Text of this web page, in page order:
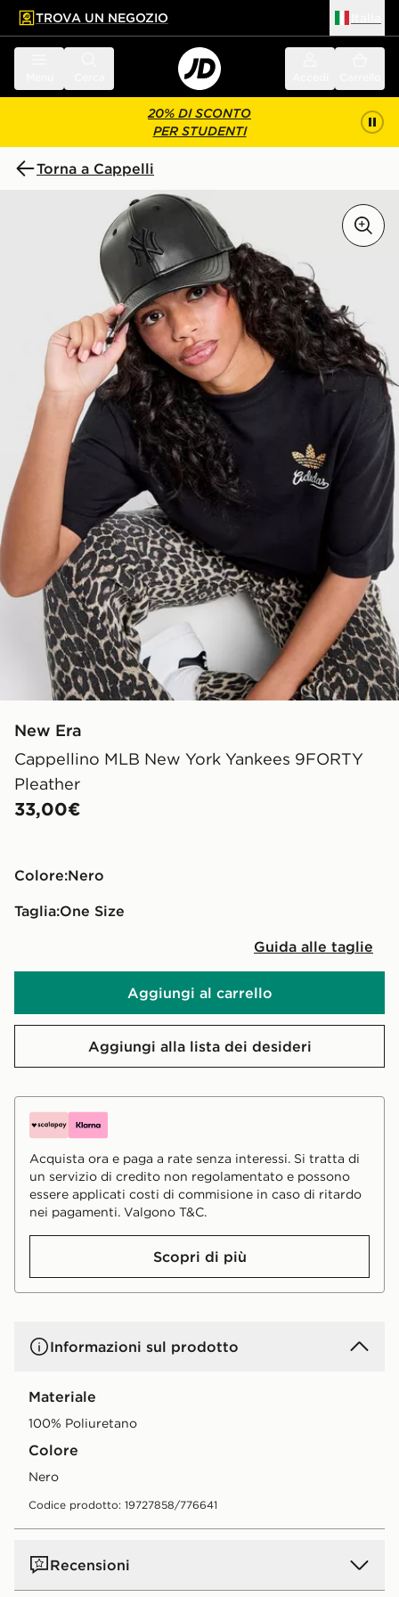
principale
a fondo pagina
TROVA UN NEGOZIO
20% DI SCONTO
PER STUDENTI
Torna a Cappelli
New Era
Cappellino MLB New York Yankees 9FORTY
Pleather
33,00€
Colore:
nero
Taglia:
One Size
Guida alle taglie
Aggiungi al carrello
Aggiungi alla lista dei desideri
Acquista ora e paga a rate senza interessi. Si tratta di
un servizio di credito non regolamentato e possono
essere applicati costi di commisione in caso di ritardo
nei pagamenti. Valgono T&C.
Scopri di più
Informazioni sul prodotto
Materiale
100% Poliuretano
Colore
nero
Codice prodotto: 19727858/776641
Recensioni